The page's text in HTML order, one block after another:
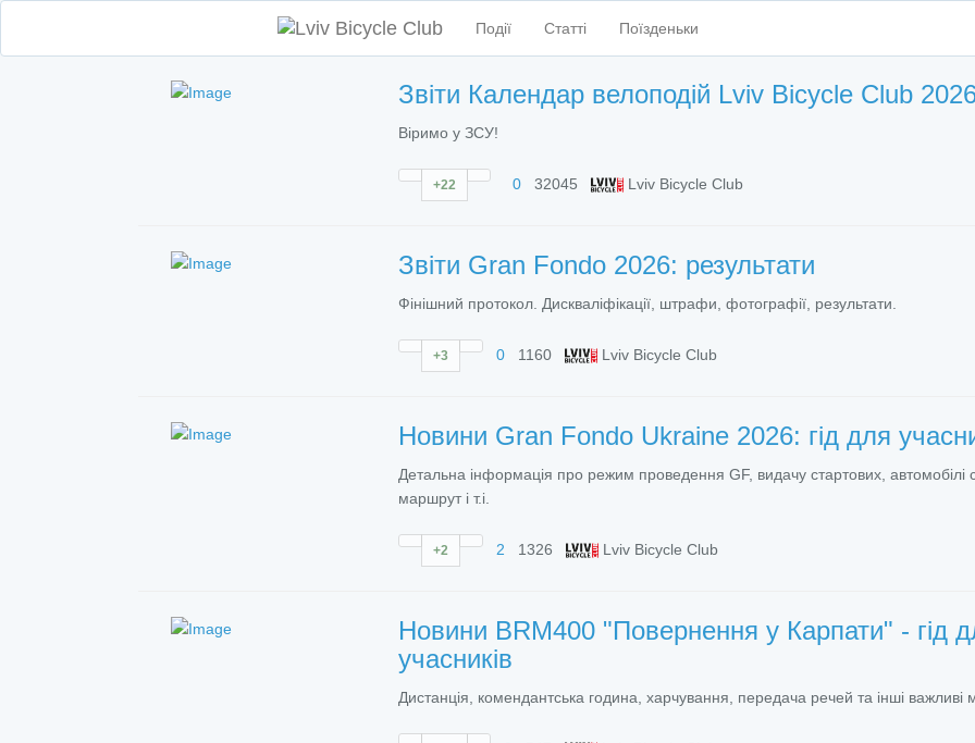
Події Статті Поїзденьки
Звіти Календар велоподій Lviv Bicycle Club
Віримо у ЗСУ!
+22 0 32045 Lviv Bicycle Club
Звіти Gran Fondo 2026: результати
Фінішний протокол. Дискваліфікації, штрафи, фотографії, результати.
+3 0 1160 Lviv Bicycle Club
Новини Gran Fondo Ukraine 2026: гід для
Детальна інформація про режим проведення GF, видачу стартових, автомобілі
маршрут і т.і.
+2 2 1326 Lviv Bicycle Club
Новини BRM400 "Повернення у Карпати" - гід
учасників
Дистанція, комендантська година, харчування, передача речей та інші важливі